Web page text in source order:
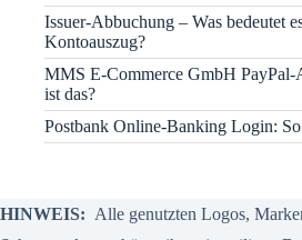
Issuer-Abbuchung – Was bedeutet
Kontoauszug?
MMS E-Commerce GmbH PayPal-
ist das?
Postbank Online-Banking Login: So
HINWEIS: Alle genutzten Logos,